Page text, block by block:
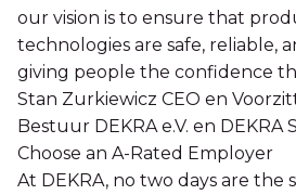
our vision is to ensure that
technologies are safe, reliable,
giving people the confidence
Stan Zurkiewicz CEO en
Bestuur DEKRA e.V. en DEKRA
Choose an A-Rated Employer
At DEKRA, no two days are the